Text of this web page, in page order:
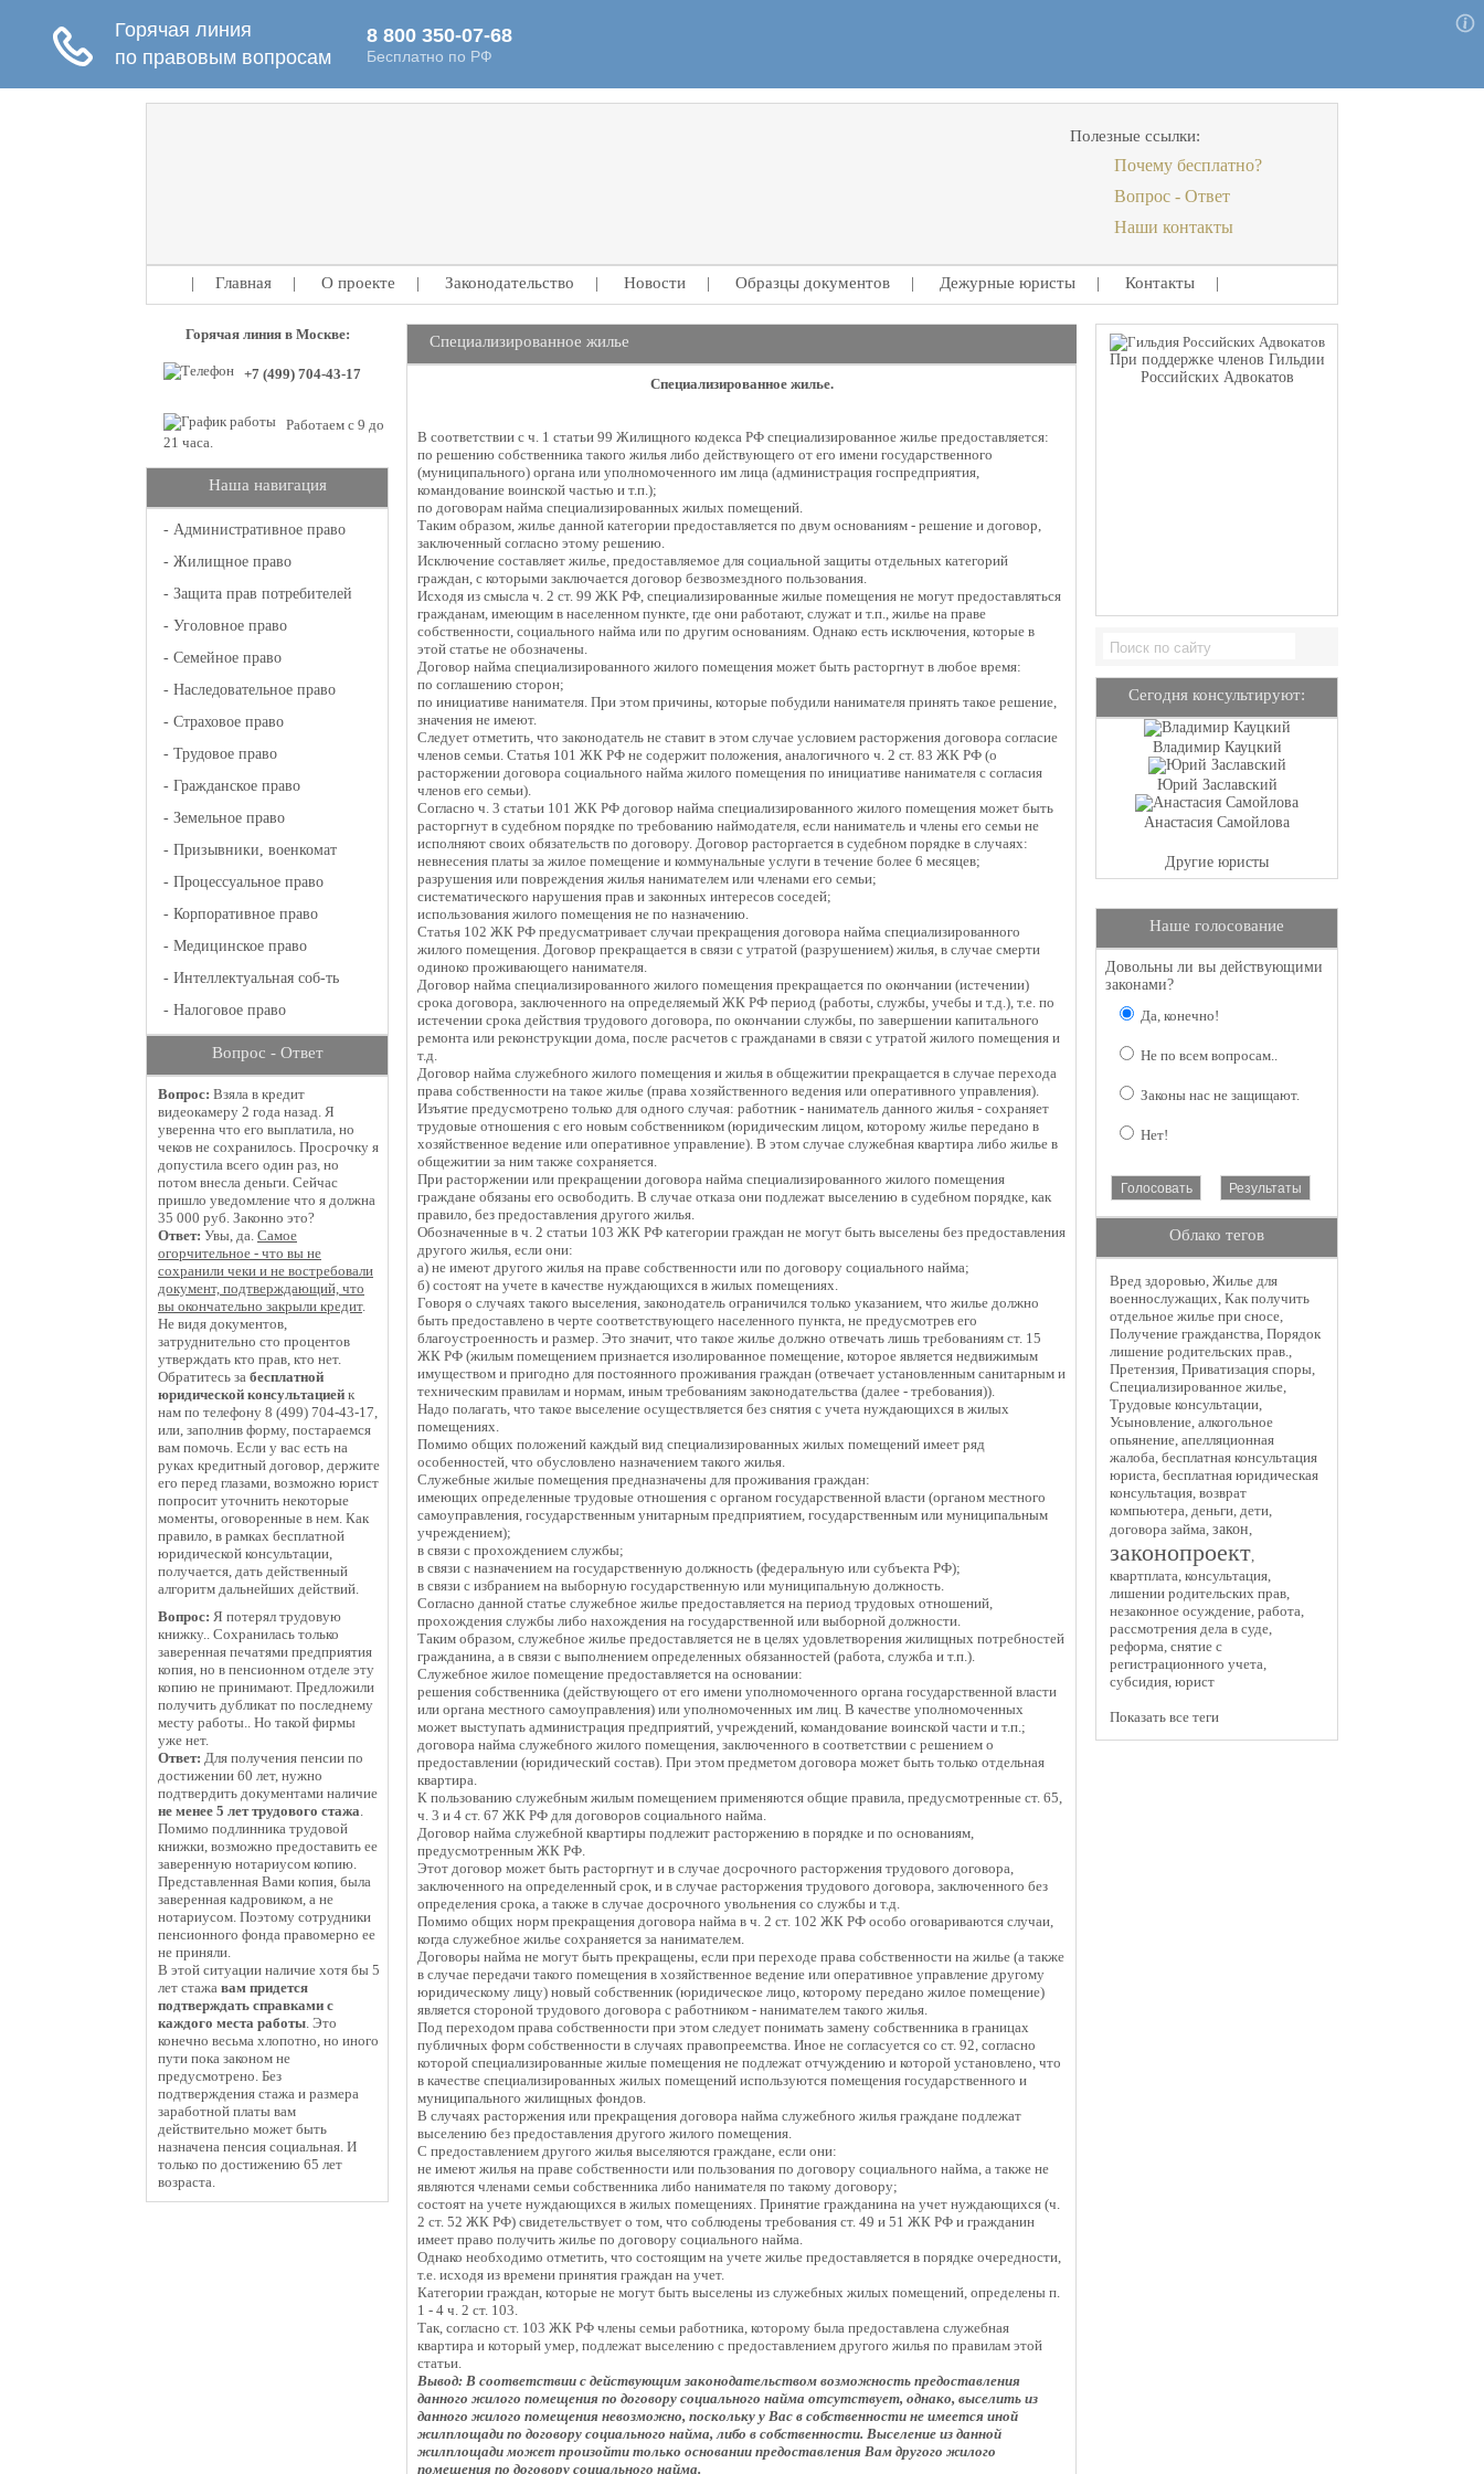
Полезные ссылки:
Почему бесплатно?
Вопрос - Ответ
Наши контакты
| Главная | О проекте | Законодательство | Новости | Образцы документов | Дежурные юристы | Контакты |
Горячая линия в Москве:
+7 (499) 704-43-17
Работаем с 9 до
21 часа.
Наша навигация
- Административное право
- Жилищное право
- Защита прав потребителей
- Уголовное право
- Семейное право
- Наследовательное право
- Страховое право
- Трудовое право
- Гражданское право
- Земельное право
- Призывники, военкомат
- Процессуальное право
- Корпоративное право
- Медицинское право
- Интеллектуальная соб-ть
- Налоговое право
Вопрос - Ответ
Вопрос: Взяла в кредит
видеокамеру 2 года назад. Я
уверенна что его выплатила, но
чеков не сохранилось. Просрочку я
допустила всего один раз, но
потом внесла деньги. Сейчас
пришло уведомление что я должна
35 000 руб. Законно это?
Ответ: Увы, да. Самое
огорчительное - что вы не
сохранили чеки и не востребовали
документ, подтверждающий, что
вы окончательно закрыли кредит.
Не видя документов,
затруднительно сто процентов
утверждать кто прав, кто нет.
Обратитесь за бесплатной
юридической консультацией к
нам по телефону 8 (499) 704-43-17,
или, заполнив форму, постараемся
вам помочь. Если у вас есть на
руках кредитный договор, держите
его перед глазами, возможно юрист
попросит уточнить некоторые
моменты, оговоренные в нем. Как
правило, в рамках бесплатной
юридической консультации,
получается, дать действенный
алгоритм дальнейших действий.
Вопрос: Я потерял трудовую
книжку.. Сохранилась только
заверенная печатями предприятия
копия, но в пенсионном отделе эту
копию не принимают. Предложили
получить дубликат по последнему
месту работы.. Но такой фирмы
уже нет.
Ответ: Для получения пенсии по
достижении 60 лет, нужно
подтвердить документами наличие
не менее 5 лет трудового стажа.
Помимо подлинника трудовой
книжки, возможно предоставить ее
заверенную нотариусом копию.
Представленная Вами копия, была
заверенная кадровиком, а не
нотариусом. Поэтому сотрудники
пенсионного фонда правомерно ее
не приняли.
В этой ситуации наличие хотя бы 5
лет стажа вам придется
подтверждать справками с
каждого места работы. Это
конечно весьма хлопотно, но иного
пути пока законом не
предусмотрено. Без
подтверждения стажа и размера
заработной платы вам
действительно может быть
назначена пенсия социальная. И
только по достижению 65 лет
возраста.
Специализированное жилье
Специализированное жилье.
В соответствии с ч. 1 статьи 99 Жилищного кодекса РФ специализированное жилье предоставляется:
по решению собственника такого жилья либо действующего от его имени государственного
(муниципального) органа или уполномоченного им лица (администрация госпредприятия,
командование воинской частью и т.п.);
по договорам найма специализированных жилых помещений.
Таким образом, жилье данной категории предоставляется по двум основаниям - решение и договор,
заключенный согласно этому решению.
Исключение составляет жилье, предоставляемое для социальной защиты отдельных категорий
граждан, с которыми заключается договор безвозмездного пользования.
Исходя из смысла ч. 2 ст. 99 ЖК РФ, специализированные жилые помещения не могут предоставляться
гражданам, имеющим в населенном пункте, где они работают, служат и т.п., жилье на праве
собственности, социального найма или по другим основаниям. Однако есть исключения, которые в
этой статье не обозначены.
Договор найма специализированного жилого помещения может быть расторгнут в любое время:
по соглашению сторон;
по инициативе нанимателя. При этом причины, которые побудили нанимателя принять такое решение,
значения не имеют.
Следует отметить, что законодатель не ставит в этом случае условием расторжения договора согласие
членов семьи. Статья 101 ЖК РФ не содержит положения, аналогичного ч. 2 ст. 83 ЖК РФ (о
расторжении договора социального найма жилого помещения по инициативе нанимателя с согласия
членов его семьи).
Согласно ч. 3 статьи 101 ЖК РФ договор найма специализированного жилого помещения может быть
расторгнут в судебном порядке по требованию наймодателя, если наниматель и члены его семьи не
исполняют своих обязательств по договору. Договор расторгается в судебном порядке в случаях:
невнесения платы за жилое помещение и коммунальные услуги в течение более 6 месяцев;
разрушения или повреждения жилья нанимателем или членами его семьи;
систематического нарушения прав и законных интересов соседей;
использования жилого помещения не по назначению.
Статья 102 ЖК РФ предусматривает случаи прекращения договора найма специализированного
жилого помещения. Договор прекращается в связи с утратой (разрушением) жилья, в случае смерти
одиноко проживающего нанимателя.
Договор найма специализированного жилого помещения прекращается по окончании (истечении)
срока договора, заключенного на определяемый ЖК РФ период (работы, службы, учебы и т.д.), т.е. по
истечении срока действия трудового договора, по окончании службы, по завершении капитального
ремонта или реконструкции дома, после расчетов с гражданами в связи с утратой жилого помещения и
т.д.
Договор найма служебного жилого помещения и жилья в общежитии прекращается в случае перехода
права собственности на такое жилье (права хозяйственного ведения или оперативного управления).
Изъятие предусмотрено только для одного случая: работник - наниматель данного жилья - сохраняет
трудовые отношения с его новым собственником (юридическим лицом, которому жилье передано в
хозяйственное ведение или оперативное управление). В этом случае служебная квартира либо жилье в
общежитии за ним также сохраняется.
При расторжении или прекращении договора найма специализированного жилого помещения
граждане обязаны его освободить. В случае отказа они подлежат выселению в судебном порядке, как
правило, без предоставления другого жилья.
Обозначенные в ч. 2 статьи 103 ЖК РФ категории граждан не могут быть выселены без предоставления
другого жилья, если они:
а) не имеют другого жилья на праве собственности или по договору социального найма;
б) состоят на учете в качестве нуждающихся в жилых помещениях.
Говоря о случаях такого выселения, законодатель ограничился только указанием, что жилье должно
быть предоставлено в черте соответствующего населенного пункта, не предусмотрев его
благоустроенность и размер. Это значит, что такое жилье должно отвечать лишь требованиям ст. 15
ЖК РФ (жилым помещением признается изолированное помещение, которое является недвижимым
имуществом и пригодно для постоянного проживания граждан (отвечает установленным санитарным и
техническим правилам и нормам, иным требованиям законодательства (далее - требования)).
Надо полагать, что такое выселение осуществляется без снятия с учета нуждающихся в жилых
помещениях.
Помимо общих положений каждый вид специализированных жилых помещений имеет ряд
особенностей, что обусловлено назначением такого жилья.
Служебные жилые помещения предназначены для проживания граждан:
имеющих определенные трудовые отношения с органом государственной власти (органом местного
самоуправления, государственным унитарным предприятием, государственным или муниципальным
учреждением);
в связи с прохождением службы;
в связи с назначением на государственную должность (федеральную или субъекта РФ);
в связи с избранием на выборную государственную или муниципальную должность.
Согласно данной статье служебное жилье предоставляется на период трудовых отношений,
прохождения службы либо нахождения на государственной или выборной должности.
Таким образом, служебное жилье предоставляется не в целях удовлетворения жилищных потребностей
гражданина, а в связи с выполнением определенных обязанностей (работа, служба и т.п.).
Служебное жилое помещение предоставляется на основании:
решения собственника (действующего от его имени уполномоченного органа государственной власти
или органа местного самоуправления) или уполномоченных им лиц. В качестве уполномоченных
может выступать администрация предприятий, учреждений, командование воинской части и т.п.;
договора найма служебного жилого помещения, заключенного в соответствии с решением о
предоставлении (юридический состав). При этом предметом договора может быть только отдельная
квартира.
К пользованию служебным жилым помещением применяются общие правила, предусмотренные ст. 65,
ч. 3 и 4 ст. 67 ЖК РФ для договоров социального найма.
Договор найма служебной квартиры подлежит расторжению в порядке и по основаниям,
предусмотренным ЖК РФ.
Этот договор может быть расторгнут и в случае досрочного расторжения трудового договора,
заключенного на определенный срок, и в случае расторжения трудового договора, заключенного без
определения срока, а также в случае досрочного увольнения со службы и т.д.
Помимо общих норм прекращения договора найма в ч. 2 ст. 102 ЖК РФ особо оговариваются случаи,
когда служебное жилье сохраняется за нанимателем.
Договоры найма не могут быть прекращены, если при переходе права собственности на жилье (а также
в случае передачи такого помещения в хозяйственное ведение или оперативное управление другому
юридическому лицу) новый собственник (юридическое лицо, которому передано жилое помещение)
является стороной трудового договора с работником - нанимателем такого жилья.
Под переходом права собственности при этом следует понимать замену собственника в границах
публичных форм собственности в случаях правопреемства. Иное не согласуется со ст. 92, согласно
которой специализированные жилые помещения не подлежат отчуждению и которой установлено, что
в качестве специализированных жилых помещений используются помещения государственного и
муниципального жилищных фондов.
В случаях расторжения или прекращения договора найма служебного жилья граждане подлежат
выселению без предоставления другого жилого помещения.
С предоставлением другого жилья выселяются граждане, если они:
не имеют жилья на праве собственности или пользования по договору социального найма, а также не
являются членами семьи собственника либо нанимателя по такому договору;
состоят на учете нуждающихся в жилых помещениях. Принятие гражданина на учет нуждающихся (ч.
2 ст. 52 ЖК РФ) свидетельствует о том, что соблюдены требования ст. 49 и 51 ЖК РФ и гражданин
имеет право получить жилье по договору социального найма.
Однако необходимо отметить, что состоящим на учете жилье предоставляется в порядке очередности,
т.е. исходя из времени принятия граждан на учет.
Категории граждан, которые не могут быть выселены из служебных жилых помещений, определены п.
1 - 4 ч. 2 ст. 103.
Так, согласно ст. 103 ЖК РФ члены семьи работника, которому была предоставлена служебная
квартира и который умер, подлежат выселению с предоставлением другого жилья по правилам этой
статьи.
Вывод: В соответствии с действующим законодательством возможность предоставления
данного жилого помещения по договору социального найма отсутствует, однако, выселить из
данного жилого помещения невозможно, поскольку у Вас в собственности не имеется иной
жилплощади по договору социального найма, либо в собственности. Выселение из данной
жилплощади может произойти только основании предоставления Вам другого жилого
помещения по договору социального найма.
При поддержке членов Гильдии
Российских Адвокатов
Сегодня консультируют:
Владимир Кауцкий
Юрий Заславский
Анастасия Самойлова
Другие юристы
Наше голосование
Довольны ли вы действующими
законами?
Да, конечно!
Не по всем вопросам..
Законы нас не защищают.
Нет!
Голосовать Результаты
Облако тегов
Вред здоровью, Жилье для
военнослужащих, Как получить
отдельное жилье при сносе,
Получение гражданства, Порядок
лишение родительских прав.,
Претензия, Приватизация споры,
Специализированное жилье,
Трудовые консультации,
Усыновление, алкогольное
опьянение, апелляционная
жалоба, бесплатная консультация
юриста, бесплатная юридическая
консультация, возврат
компьютера, деньги, дети,
договора займа, закон,
законопроект,
квартплата, консультация,
лишении родительских прав,
незаконное осуждение, работа,
рассмотрения дела в суде,
реформа, снятие с
регистрационного учета,
субсидия, юрист
Показать все теги